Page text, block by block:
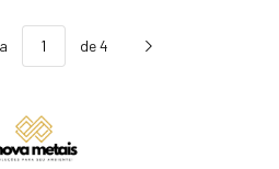
de 4